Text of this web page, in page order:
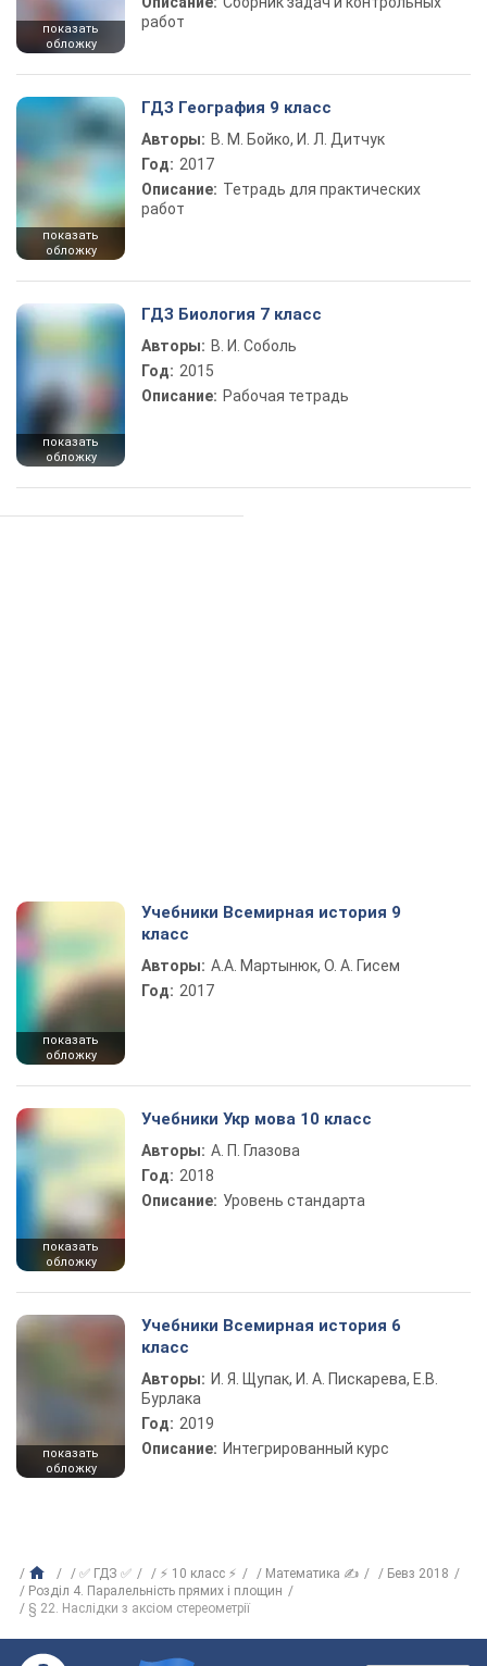
показать
обложку
работ
показать
обложку
ГДЗ География 9 класс
Авторы: В. М. Бойко, И. Л. Дитчук
Год: 2017
Описание: Тетрадь для практических
работ
показать
обложку
ГДЗ Биология 7 класс
Авторы: В. И. Соболь
Год: 2015
Описание: Рабочая тетрадь
показать
обложку
Учебники Всемирная история 9
класс
Авторы: А.А. Мартынюк, О. А. Гисем
Год: 2017
показать
обложку
Учебники Укр мова 10 класс
Авторы: А. П. Глазова
Год: 2018
Описание: Уровень стандарта
показать
обложку
Учебники Всемирная история 6
класс
Авторы: И. Я. Щупак, И. А. Пискарева, Е.В.
Бурлака
Год: 2019
Описание: Интегрированный курс
✅ ГДЗ ✅ ⚡ 10 класс ⚡ Математика ✍
Бевз 2018
Розділ 4. Паралельність прямих і площин
§ 22. Наслідки з аксіом стереометрії